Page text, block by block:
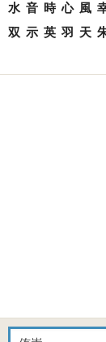
水 音 時 心 風
双 示 英 羽 天